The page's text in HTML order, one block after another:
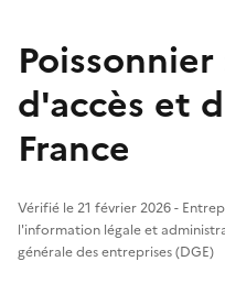
d'accès et
France
Vérifié le 21 février 2026 -
l'information légale et
générale des entreprises (DGE)